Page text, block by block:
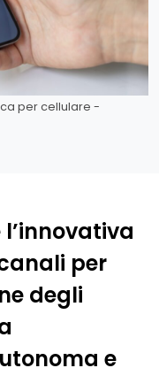
per cellulare -
per
degli
e